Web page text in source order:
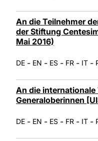
An die Teilnehmer
der Stiftung
Mai 2016)
DE - EN - ES - FR - IT -
An die
Generaloberinnen
DE - EN - ES - FR - IT -